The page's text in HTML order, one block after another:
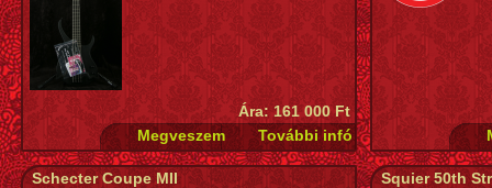
Ára: 161 000 Ft
Schecter Coupe MII Squier 50th